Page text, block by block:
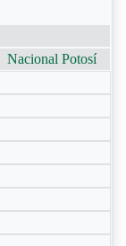
Nacional Potosí